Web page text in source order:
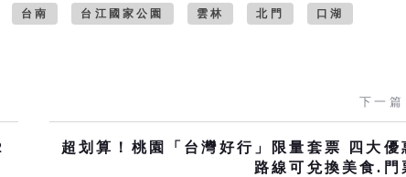
台南 台江國家公園 雲林 北門 口湖
下一篇
超划算！桃園「台灣好行」限量套票 四大優
路線可兌換美食.門